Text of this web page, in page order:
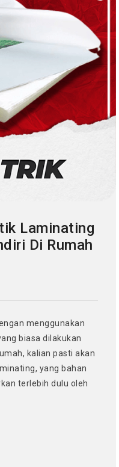
Laminating
Di Rumah
menggunakan
biasa dilakukan
kalian pasti akan
yang bahan
terlebih dulu oleh